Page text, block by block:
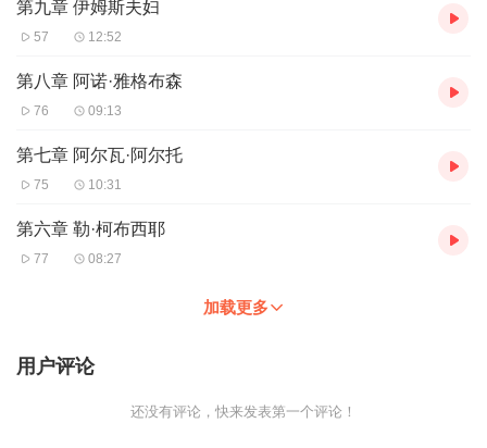
第九章 伊姆斯夫妇
57 12:52
第八章 阿诺·雅格布森
76 09:13
第七章 阿尔瓦·阿尔托
75 10:31
第六章 勒·柯布西耶
77 08:27
加载更多
用户评论
还没有评论，快来发表第一个评论！